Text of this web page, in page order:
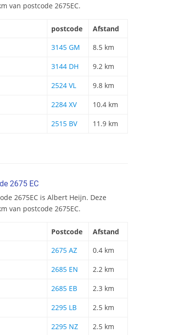
van postcode 2675EC.
postcode
Afstand
3145 GM 8.5 km
3144 DH 9.2 km
2524 VL 9.8 km
2284 XV 10.4 km
2515 BV 11.9 km
2675 EC
2675EC is Albert Heijn. Deze
van postcode 2675EC.
Postcode
Afstand
2675 AZ 0.4 km
2685 EN 2.2 km
2685 EB 2.3 km
2295 LB 2.5 km
2295 NZ 2.5 km